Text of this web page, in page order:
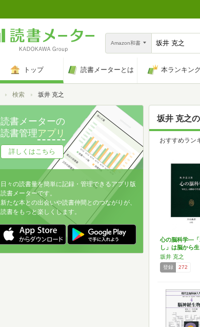
Amazon和書
トップ 読書メーターとは 本ランキン
トップ検索 坂井 克之
坂井 克之
おすすめラン
心の脳科学―「
し」は脳から
(中…
坂井 克之
登録 272
読書メーターの
読書管理アプリ
詳しくはこちら
日々の読書量を簡単に記録・管理できるアプリ版
読書メーターです。
新たな本との出会いや読書仲間とのつながりが、
読書をもっと楽しくします。